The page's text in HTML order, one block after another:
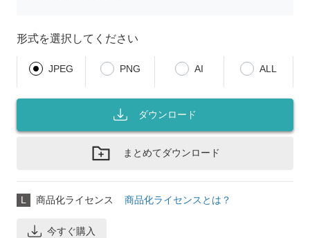
形式を選択してください
JPEG PNG AI ALL
ダウンロード
まとめてダウンロード
L 商品化ライセンス 商品化ライセンスとは？
今すぐ購入